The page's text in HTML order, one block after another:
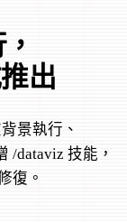
出
景執行、
/dataviz 技能，
復。